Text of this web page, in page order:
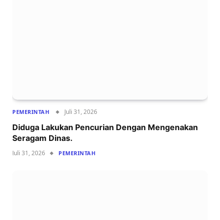
PEMERINTAH Juli 31, 2026
Diduga Lakukan Pencurian Dengan Mengenakan
Seragam Dinas.
Juli 31, 2026 PEMERINTAH